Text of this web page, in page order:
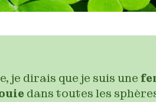
je dirais que je suis une
dans toutes les